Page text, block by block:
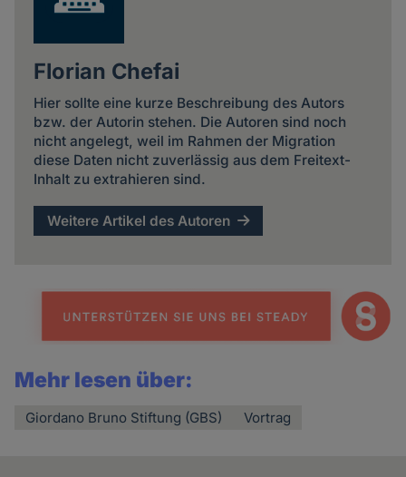
Florian Chefai
Hier sollte eine kurze Beschreibung des Autors
bzw. der Autorin stehen. Die Autoren sind noch
nicht angelegt, weil im Rahmen der Migration
diese Daten nicht zuverlässig aus dem Freitext-
Inhalt zu extrahieren sind.
Weitere Artikel des Autoren
Mehr lesen über:
Giordano Bruno Stiftung (GBS) Vortrag